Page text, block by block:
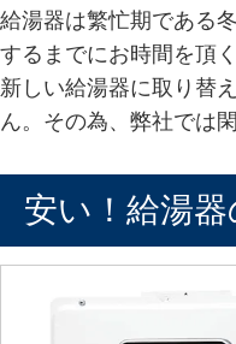
給湯器は繁忙期である
するまでにお時間を頂
新しい給湯器に取り替
ん。その為、弊社では
安い！給湯